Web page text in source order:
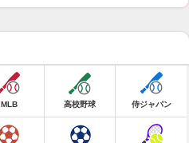
MLB 高校野球 侍ジャパン